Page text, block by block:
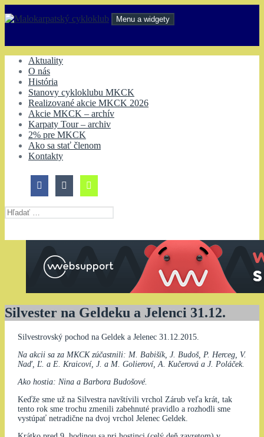
na
Menu a widgety
Aktuality
O nás
História
Stanovy cykloklubu MKCK
Realizované akcie MKCK 2026
Akcie MKCK – archív
Karpaty Tour – archiv
2% pre MKCK
Ako sa stať členom
Kontakty
Hľadať:
Silvester na Geldeku a Jelenci 31.12.
Silvestrovský pochod na Geldek a Jelenec 31.12.2015.
Na akcii sa za MKCK zúčastnili: M. Babišík, J. Budoš, P. Herceg, V.
Naď, Ľ. a E. Kraicoví, J. a M. Golieroví, A. Kučerová a J. Poláček.
Ako hostia: Nina a Barbora Budošové.
Keďže sme už na Silvestra navštívili vrchol Zárub veľa krát, tak
tento rok sme trochu zmenili zabehnuté pravidlo a rozhodli sme
vystúpať netradične na dvoj vrchol Jelenec Geldek.